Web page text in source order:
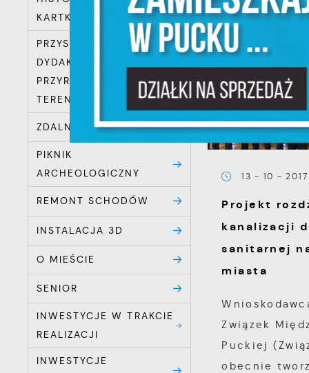
KARTKACH ZAPISANA
PRZYSTANKI ŚCIEŻKI
DYDAKTYCZNO-
PRZYRODNICZEJ NA
TERENIE MIASTA PUCK
ZDALNA SZKOŁA
PIKNIK
ARCHEOLOGICZNY
REMONT SCHODÓW
INSTALACJA 3D
O MIEŚCIE
SENIOR
INWESTYCJE W TRAKCIE
REALIZACJI
INWESTYCJE
13 - 10 - 2017
Projekt
kanalizacji
sanitarnej
miasta
Związek
Puckiej
obecnie